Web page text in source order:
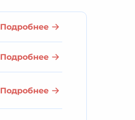
Подробнее
Подробнее
Подробнее